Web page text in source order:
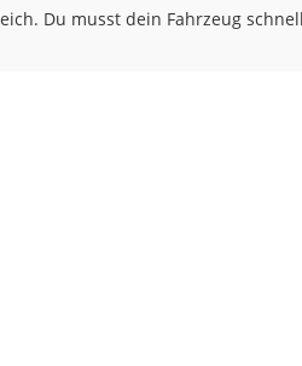
Du musst dein Fahrzeug